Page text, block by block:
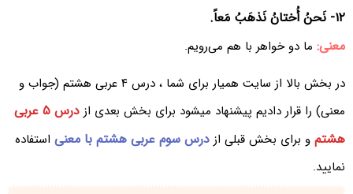
١٢- نَحنُ أُختانُ نَذهَبُ مَعاً.
معنی: ما دو خواهر با هم می‌رویم.
در بخش بالا از سایت همیار برای شما ، درس ۴ عربی هشتم (جواب و
معنی) را قرار دادیم پیشنهاد میشود برای بخش بعدی از
درس ۵ عربی
هشتم و برای بخش قبلی از درس سوم عربی هشتم با معنی استفاده
نمایید.